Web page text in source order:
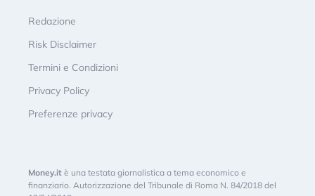
Redazione
Risk Disclaimer
Termini e Condizioni
Privacy Policy
Preferenze privacy
Money.it è una testata giornalistica a tema economico e
finanziario. Autorizzazione del Tribunale di Roma N. 84/2018 del